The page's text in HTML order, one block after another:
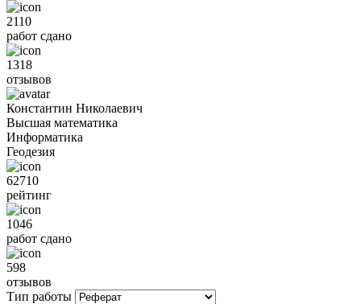
2110
работ сдано
1318
отзывов
Константин Николаевич
Высшая математика
Информатика
Геодезия
62710
рейтинг
1046
работ сдано
598
отзывов
Тип работы